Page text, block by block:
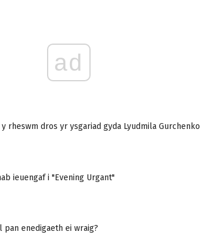
ad
rheswm dros yr ysgariad gyda Lyudmila Gurchenko
ieuengaf i "Evening Urgant"
enedigaeth ei wraig?